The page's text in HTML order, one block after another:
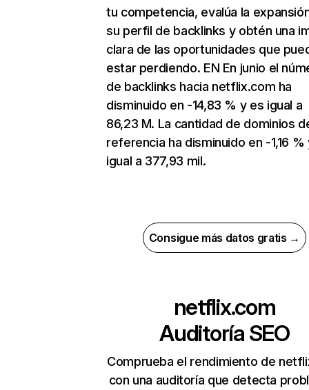
tu competencia, evalúa la
su perfil de backlinks y obtén una
clara de las oportunidades que
estar perdiendo. EN En junio el
de backlinks hacia netflix.com ha
disminuido en -14,83 % y es igual a
86,23 M. La cantidad de dominios
referencia ha disminuido en -1,16 %
igual a 377,93 mil.
Consigue más datos gratis →
netflix.com
Auditoría SEO
Comprueba el rendimiento de
con una auditoría que detecta